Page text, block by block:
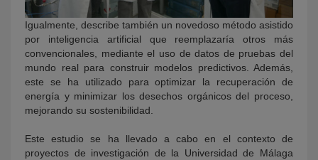
Igualmente, describe también un novedoso método asistido
por inteligencia artificial que reemplazaría otros más
convencionales, mediante el uso de datos de pruebas del
mundo real para construir modelos predictivos. Además,
este se ha utilizado para optimizar la recuperación de
energía y minimizar los desechos orgánicos del proceso,
mejorando su sostenibilidad.
Este estudio se ha llevado a cabo en el contexto de
proyectos de investigación de la Universidad de Málaga